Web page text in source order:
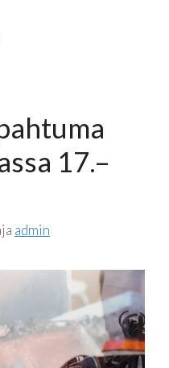
17.–
admin